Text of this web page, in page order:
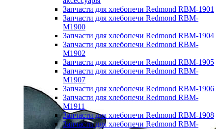
Запчасти для хлебопечи Redmond RBM-1901
Запчасти для хлебопечи Redmond RBM-
M1900
Запчасти для хлебопечи Redmond RBM-1904
Запчасти для хлебопечи Redmond RBM-
M1902
Запчасти для хлебопечи Redmond RBM-1905
Запчасти для хлебопечи Redmond RBM-
M1907
Запчасти для хлебопечи Redmond RBM-1906
Запчасти для хлебопечи Redmond RBM-
M1911
Запчасти для хлебопечи Redmond RBM-1908
Запчасти для хлебопечи Redmond RBM-